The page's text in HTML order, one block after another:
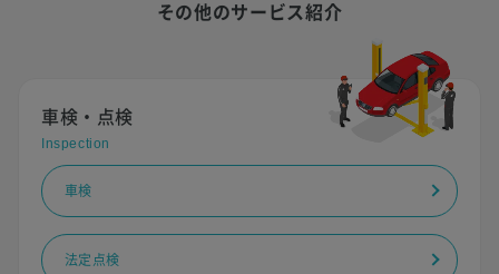
その他のサービス紹介
車検・点検
Inspection
車検
法定点検